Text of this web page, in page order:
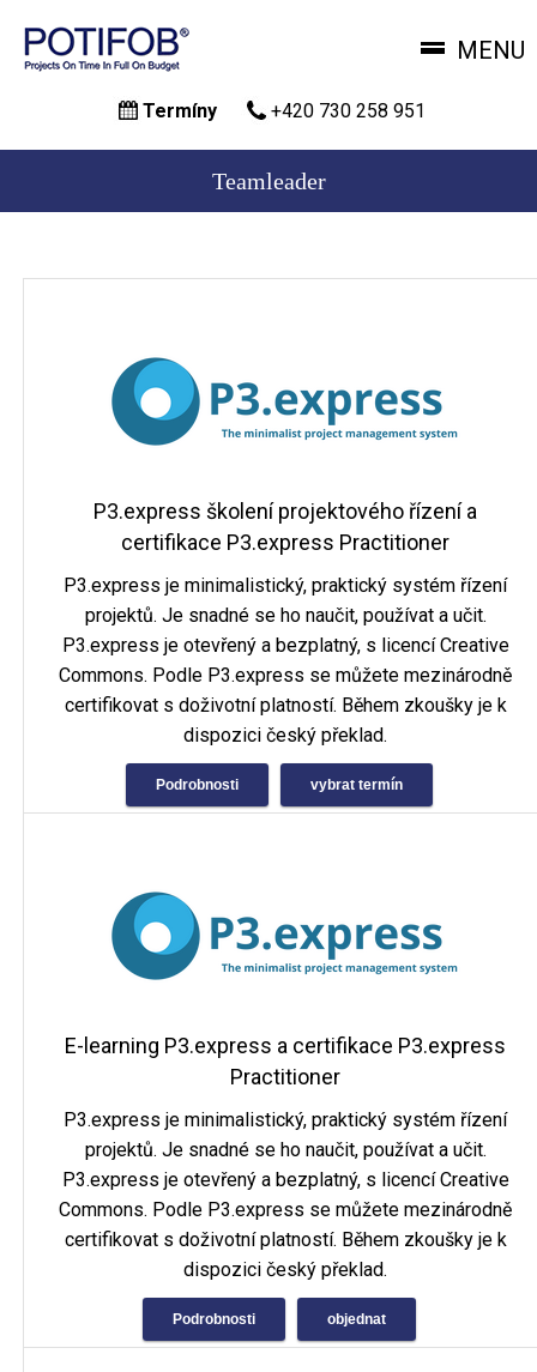
hlavnímu
MENU
Termíny +420 730 258 951
Teamleader
P3.express školení projektového řízení a
certifikace P3.express Practitioner
P3.express je minimalistický, praktický systém řízení
projektů. Je snadné se ho naučit, používat a učit.
P3.express je otevřený a bezplatný, s licencí Creative
Commons. Podle P3.express se můžete mezinárodně
certifikovat s doživotní platností. Během zkoušky je k
dispozici český překlad.
Podrobnosti vybrat termín
E-learning P3.express a certifikace P3.express
Practitioner
P3.express je minimalistický, praktický systém řízení
projektů. Je snadné se ho naučit, používat a učit.
P3.express je otevřený a bezplatný, s licencí Creative
Commons. Podle P3.express se můžete mezinárodně
certifikovat s doživotní platností. Během zkoušky je k
dispozici český překlad.
Podrobnosti objednat